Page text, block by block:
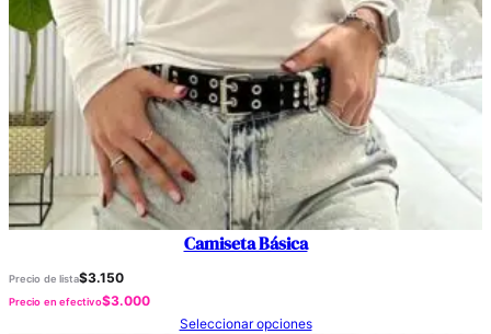
Camiseta Básica
Precio de lista$3.150
Precio en efectivo$3.000
Seleccionar opciones